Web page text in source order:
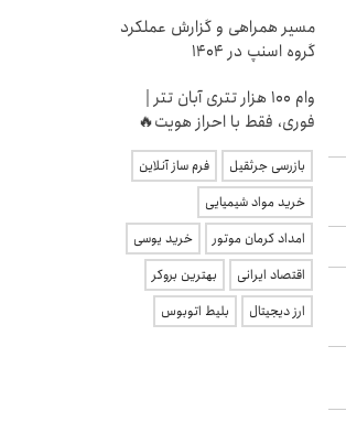
مسیر همراهی و گزارش عملکرد
گروه اسنپ در ۱۴۰۴
وام 100 هزار تتری آبان تتر |
فوری، فقط با احراز هویت🔥
بازرسی جرثقیل
فرم ساز آنلاین
خرید مواد شیمیایی
امداد کرمان موتور
خرید یوسی
اقتصاد ایرانی
بهترین بروکر
ارز دیجیتال
بلیط اتوبوس